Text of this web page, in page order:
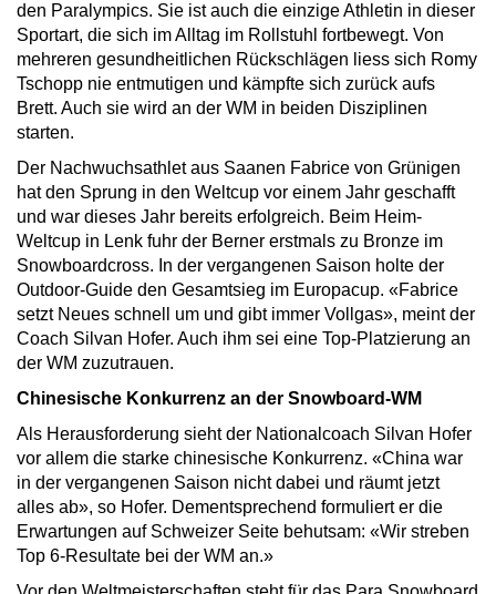
den Paralympics. Sie ist auch die einzige Athletin in dieser
Sportart, die sich im Alltag im Rollstuhl fortbewegt. Von
mehreren gesundheitlichen Rückschlägen liess sich Romy
Tschopp nie entmutigen und kämpfte sich zurück aufs
Brett. Auch sie wird an der WM in beiden Disziplinen
starten.
Der Nachwuchsathlet aus Saanen Fabrice von Grünigen
hat den Sprung in den Weltcup vor einem Jahr geschafft
und war dieses Jahr bereits erfolgreich. Beim Heim-
Weltcup in Lenk fuhr der Berner erstmals zu Bronze im
Snowboardcross. In der vergangenen Saison holte der
Outdoor-Guide den Gesamtsieg im Europacup. «Fabrice
setzt Neues schnell um und gibt immer Vollgas», meint der
Coach Silvan Hofer. Auch ihm sei eine Top-Platzierung an
der WM zuzutrauen.
Chinesische Konkurrenz an der Snowboard-WM
Als Herausforderung sieht der Nationalcoach Silvan Hofer
vor allem die starke chinesische Konkurrenz. «China war
in der vergangenen Saison nicht dabei und räumt jetzt
alles ab», so Hofer. Dementsprechend formuliert er die
Erwartungen auf Schweizer Seite behutsam: «Wir streben
Top 6-Resultate bei der WM an.»